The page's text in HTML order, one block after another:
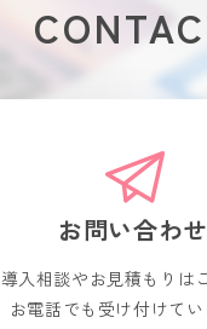
お問い合わせ
導入相談やお見積もりは
お電話でも受け付けてい